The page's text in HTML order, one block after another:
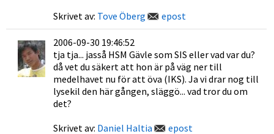
Skrivet av: Tove Öberg epost
2006-09-30 19:46:52
tja tja... jasså HSM Gävle som SIS eller vad var du?
då vet du säkert att hon är på väg ner till
medelhavet nu för att öva (IKS). Ja vi drar nog till
lysekil den här gången, släggö... vad tror du om
det?
Skrivet av: Daniel Haltia epost